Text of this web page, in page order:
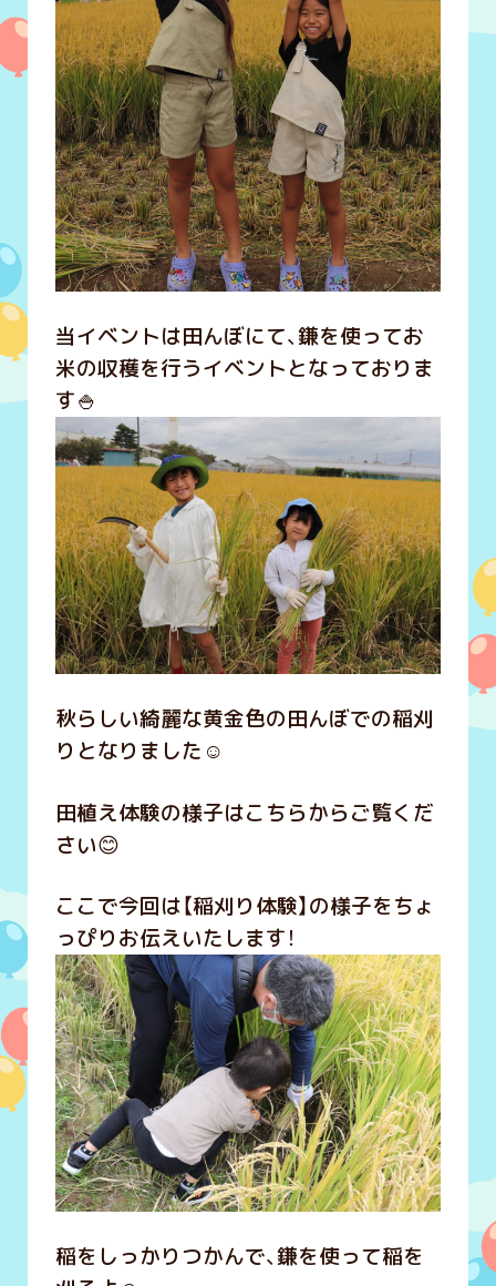
当イベントは田んぼにて、鎌を使ってお
米の収穫を行うイベントとなっておりま
す🍚
秋らしい綺麗な黄金色の田んぼでの稲刈
りとなりました☺️
田植え体験の様子はこちらからご覧くだ
さい😊
ここで今回は【稲刈り体験】の様子をちょ
っぴりお伝えいたします！
稲をしっかりつかんで、鎌を使って稲を